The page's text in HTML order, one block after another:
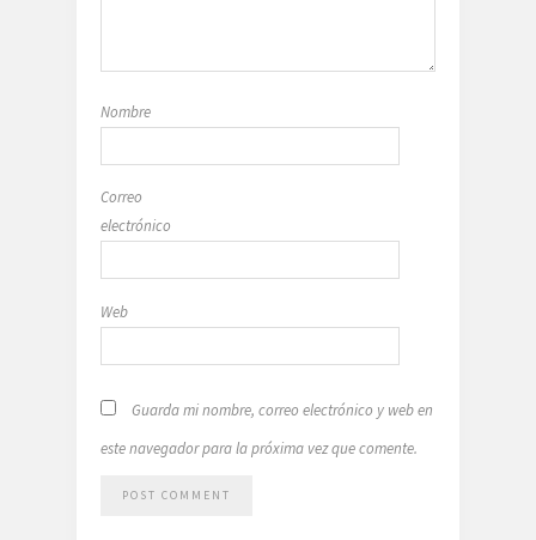
Nombre
Correo
electrónico
Web
Guarda mi nombre, correo electrónico y web en
este navegador para la próxima vez que comente.